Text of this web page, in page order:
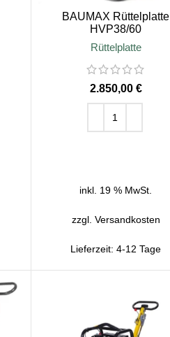
BAUMAX Rüttelplatte
HVP38/60
Rüttelplatte
€
inkl. 19 % MwSt.
zzgl. Versandkosten
Lieferzeit:4-12 Tage